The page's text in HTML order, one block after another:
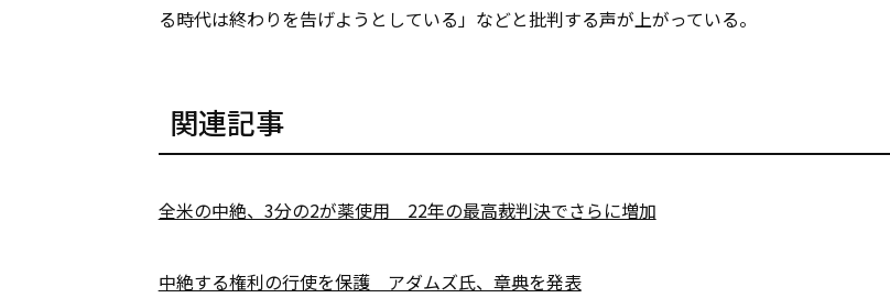
る時代は終わりを告げようとしている」などと批判する声が上がっている。
関連記事
全米の中絶、3分の2が薬使用 22年の最高裁判決でさらに増加
中絶する権利の行使を保護 アダムズ氏、章典を発表